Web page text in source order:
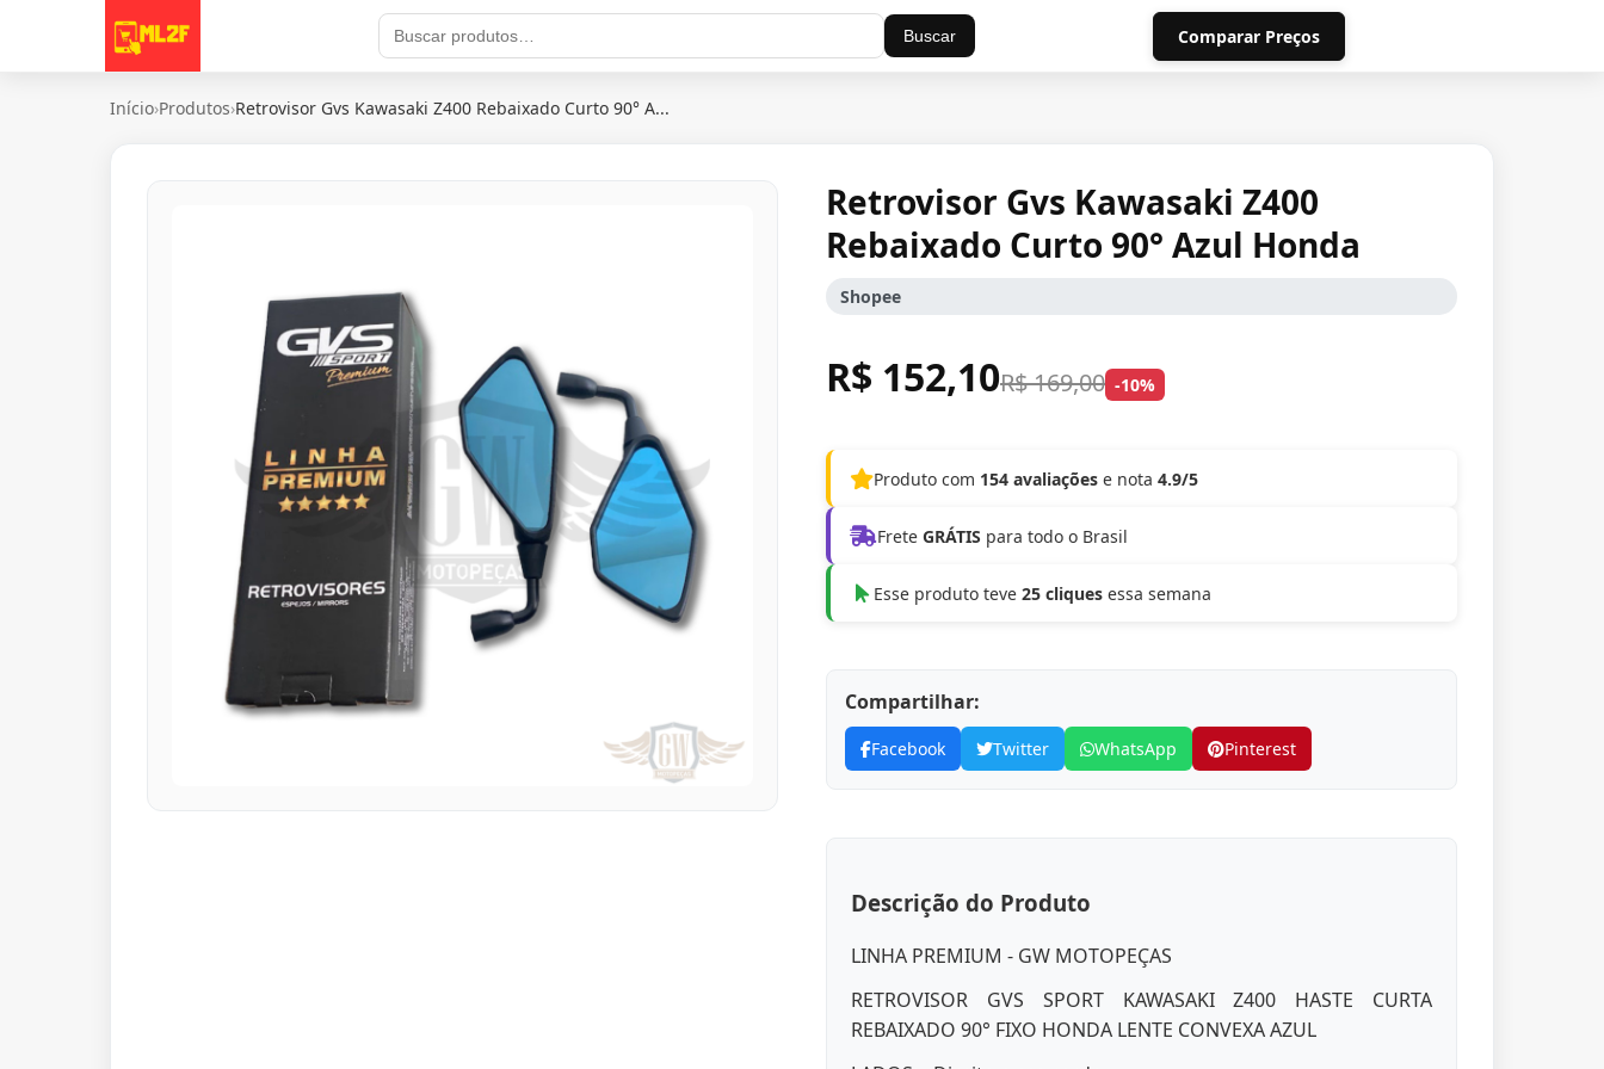
Buscar Comparar Preços
Início›Produtos›Retrovisor Gvs Kawasaki Z400 Rebaixado Curto 90° A...
Retrovisor Gvs Kawasaki Z400
Rebaixado Curto 90° Azul Honda
Shopee
R$ 152,10R$ 169,00 -10%
Produto com 154 avaliações e nota 4.9/5
Frete GRÁTIS para todo o Brasil
Esse produto teve 25 cliques essa semana
Compartilhar:
Facebook Twitter WhatsApp Pinterest
Descrição do Produto
LINHA PREMIUM - GW MOTOPEÇAS
RETROVISOR GVS SPORT KAWASAKI Z400 HASTE CURTA
REBAIXADO 90° FIXO HONDA LENTE CONVEXA AZUL